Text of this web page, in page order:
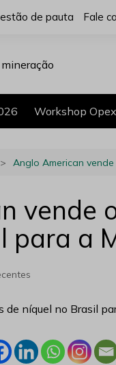
de pauta Fale
Workshop
Anglo American
vende
para a